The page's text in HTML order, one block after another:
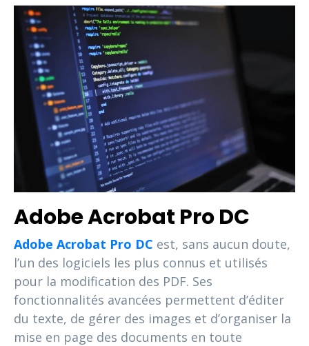
Adobe Acrobat Pro DC
Adobe Acrobat Pro DC est, sans aucun doute,
l’un des logiciels les plus connus et utilisés
pour la modification des PDF. Ses
fonctionnalités avancées permettent d’éditer
du texte, de gérer des images et d’organiser la
mise en page des documents en toute